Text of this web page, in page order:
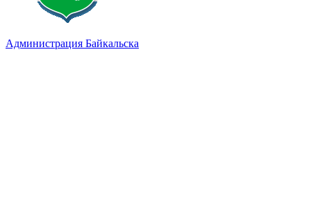
Администрация Байкальска